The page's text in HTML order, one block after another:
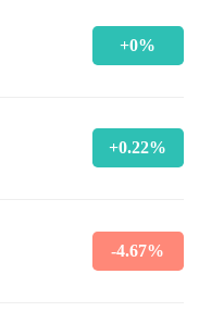
+0%
+0.22%
-4.67%